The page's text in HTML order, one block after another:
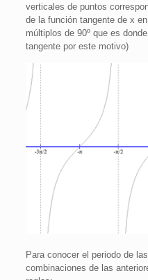
verticales de puntos
de la función tangente de x
múltiplos de 90º que es
tangente por este motivo)
Para conocer el periodo de
combinaciones de las